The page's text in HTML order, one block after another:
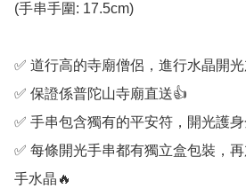
(手串手圍: 17.5cm)
✅️ 道行高的寺廟僧侶，進行水晶開
✅️ 保證係普陀山寺廟直送👍
✅️ 手串包含獨有的平安符，開光護
✅️ 每條開光手串都有獨立盒包裝，
手水晶🔥